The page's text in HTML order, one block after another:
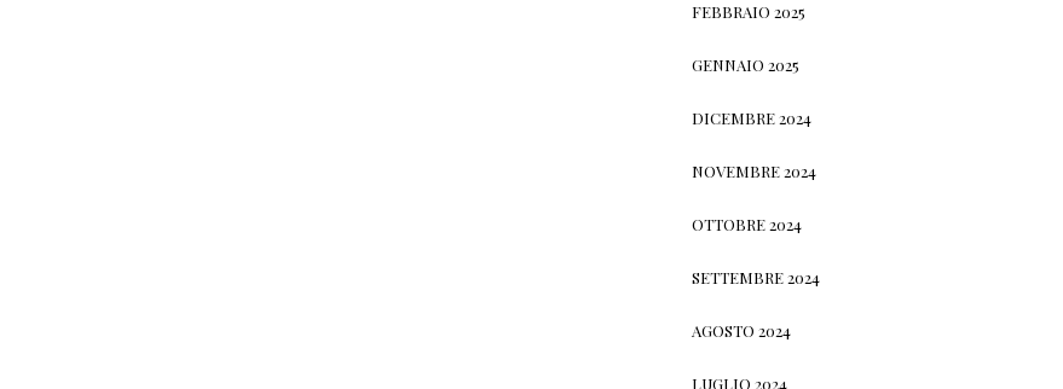
FEBBRAIO 2025
GENNAIO 2025
DICEMBRE 2024
NOVEMBRE 2024
OTTOBRE 2024
SETTEMBRE 2024
AGOSTO 2024
LUGLIO 2024